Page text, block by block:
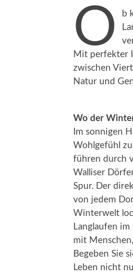
O
b
Mit perfekter
zwischen
Natur und
Wo der
Im sonnigen
Wohlgefühl
führen durch
Walliser
Spur. Der
von jedem
Winterwelt
Langlaufen
mit
Begeben Sie
Leben nicht